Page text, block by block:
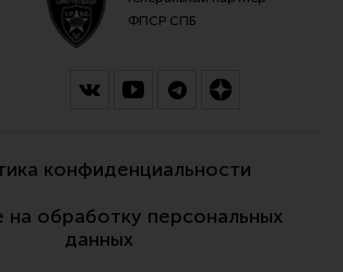
ФПСР СПБ
конфиденциальности
на обработку персональных
данных